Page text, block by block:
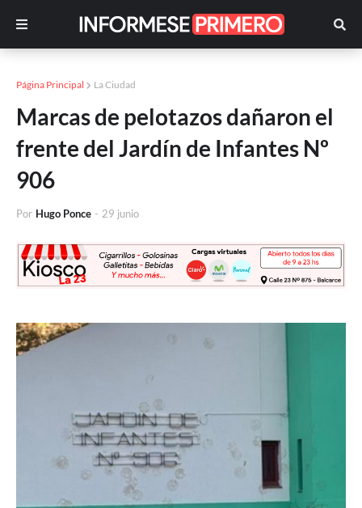
Página Principal La Ciudad
Marcas de pelotazos dañaron el
frente del Jardín de Infantes Nº
906
Por Hugo Ponce - 29 junio